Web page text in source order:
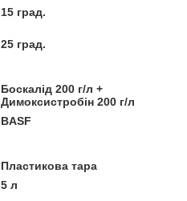
15 град.
25 град.
Боскалід 200 г/л +
Димоксистробін 200 г/л
BASF
Пластикова тара
5 л